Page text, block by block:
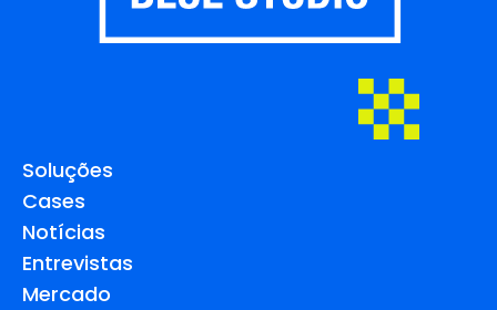
Soluções
Cases
Notícias
Entrevistas
Mercado